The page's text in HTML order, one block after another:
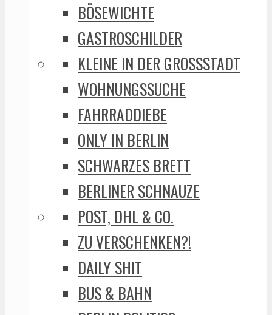
BÖSEWICHTE
GASTROSCHILDER
KLEINE IN DER GROSSSTADT
WOHNUNGSSUCHE
FAHRRADDIEBE
ONLY IN BERLIN
SCHWARZES BRETT
BERLINER SCHNAUZE
POST, DHL & CO.
ZU VERSCHENKEN?!
DAILY SHIT
BUS & BAHN